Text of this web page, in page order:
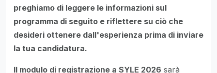
preghiamo di leggere le informazioni sul
programma di seguito e riflettere su ciò che
desideri ottenere dall'esperienza prima di inviare
la tua candidatura.
Il modulo di registrazione a SYLE 2026 sarà